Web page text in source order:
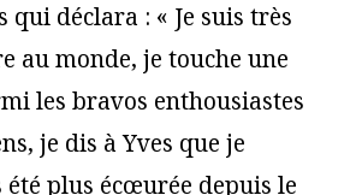
qui déclara : « Je suis très
au monde, je touche une
les bravos enthousiastes
je dis à Yves que je
été plus écœurée depuis le